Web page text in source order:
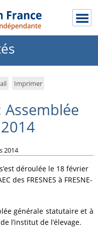
Imprimer
2014
déroulée le 18 février
des FRESNES à FRESNE-
générale statutaire et à
l’institut de l’élevage.